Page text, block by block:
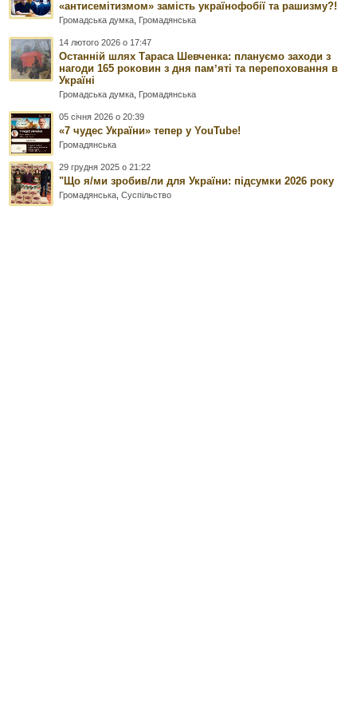
«антисемітизмом» замість українофобії та рашизму?!
Громадська думка Громадянська
14 лютого 2026 о 17:47
Останній шлях Тараса Шевченка: плануємо заходи з
нагоди 165 роковин з дня памʼяті та перепоховання в
Україні
Громадська думка Громадянська
05 січня 2026 о 20:39
«7 чудес України» тепер у YouTube!
Громадянська
29 грудня 2025 о 21:22
"Що я/ми зробив/ли для України: підсумки 2026 року
Громадянська ,Суспільство